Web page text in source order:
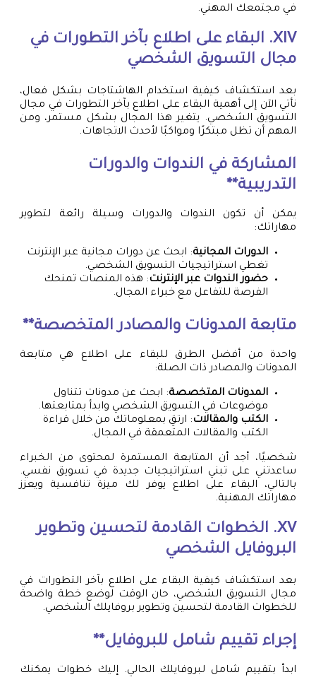
في مجتمعك المهني.
XIV. البقاء على اطلاع بآخر التطورات في
مجال التسويق الشخصي
بعد استكشاف كيفية استخدام الهاشتاجات بشكل فعال،
نأتي الآن إلى أهمية البقاء على اطلاع بآخر التطورات في مجال
التسويق الشخصي. يتغير هذا المجال بشكل مستمر، ومن
المهم أن تظل مبتكرًا ومواكبًا لأحدث الاتجاهات.
المشاركة في الندوات والدورات
التدريبية**
يمكن أن تكون الندوات والدورات وسيلة رائعة لتطوير
مهاراتك:
الدورات المجانية: ابحث عن دورات مجانية عبر الإنترنت
تغطي استراتيجيات التسويق الشخصي.
حضور الندوات عبر الإنترنت: هذه المنصات تمنحك
الفرصة للتفاعل مع خبراء المجال.
متابعة المدونات والمصادر المتخصصة**
واحدة من أفضل الطرق للبقاء على اطلاع هي متابعة
المدونات والمصادر ذات الصلة:
المدونات المتخصصة: ابحث عن مدونات تتناول
موضوعات في التسويق الشخصي وابدأ بمتابعتها.
الكتب والمقالات: ارتقِ بمعلوماتك من خلال قراءة
الكتب والمقالات المتعمقة في المجال.
شخصيًا، أجد أن المتابعة المستمرة لمحتوى من الخبراء
ساعدتني على تبني استراتيجيات جديدة في تسويق نفسي.
بالتالي، البقاء على اطلاع يوفر لك ميزة تنافسية ويعزز
مهاراتك المهنية.
XV. الخطوات القادمة لتحسين وتطوير
البروفايل الشخصي
بعد استكشاف كيفية البقاء على اطلاع بآخر التطورات في
مجال التسويق الشخصي، حان الوقت لوضع خطة واضحة
للخطوات القادمة لتحسين وتطوير بروفايلك الشخصي.
إجراء تقييم شامل للبروفايل**
ابدأ بتقييم شامل لبروفايلك الحالي. إليك خطوات يمكنك